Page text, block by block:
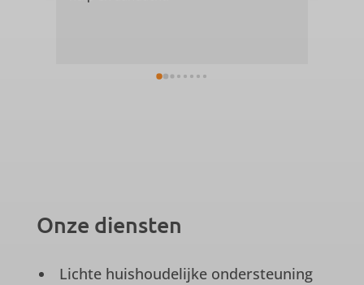
Onze diensten
Lichte huishoudelijke ondersteuning